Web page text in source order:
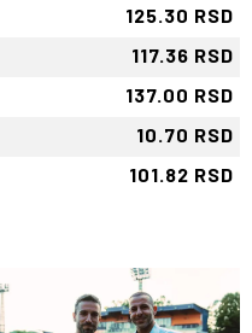
125.30 RSD
117.36 RSD
137.00 RSD
10.70 RSD
101.82 RSD